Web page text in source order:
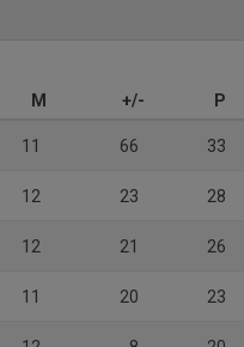
M +/- P
11 66 33
12 23 28
12 21 26
11 20 23